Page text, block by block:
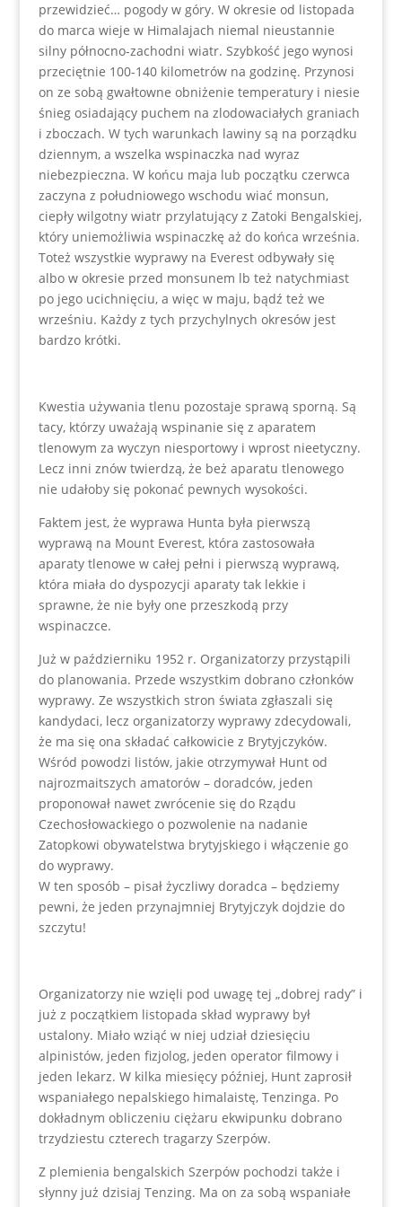
przewidzieć… pogody w góry. W okresie od listopada
do marca wieje w Himalajach niemal nieustannie
silny północno-zachodni wiatr. Szybkość jego wynosi
przeciętnie 100-140 kilometrów na godzinę. Przynosi
on ze sobą gwałtowne obniżenie temperatury i niesie
śnieg osiadający puchem na zlodowaciałych graniach
i zboczach. W tych warunkach lawiny są na porządku
dziennym, a wszelka wspinaczka nad wyraz
niebezpieczna. W końcu maja lub początku czerwca
zaczyna z południowego wschodu wiać monsun,
ciepły wilgotny wiatr przylatujący z Zatoki Bengalskiej,
który uniemożliwia wspinaczkę aż do końca września.
Toteż wszystkie wyprawy na Everest odbywały się
albo w okresie przed monsunem lb też natychmiast
po jego ucichnięciu, a więc w maju, bądź też we
wrześniu. Każdy z tych przychylnych okresów jest
bardzo krótki.
Kwestia używania tlenu pozostaje sprawą sporną. Są
tacy, którzy uważają wspinanie się z aparatem
tlenowym za wyczyn niesportowy i wprost nieetyczny.
Lecz inni znów twierdzą, że beż aparatu tlenowego
nie udałoby się pokonać pewnych wysokości.
Faktem jest, że wyprawa Hunta była pierwszą
wyprawą na Mount Everest, która zastosowała
aparaty tlenowe w całej pełni i pierwszą wyprawą,
która miała do dyspozycji aparaty tak lekkie i
sprawne, że nie były one przeszkodą przy
wspinaczce.
Już w październiku 1952 r. Organizatorzy przystąpili
do planowania. Przede wszystkim dobrano członków
wyprawy. Ze wszystkich stron świata zgłaszali się
kandydaci, lecz organizatorzy wyprawy zdecydowali,
że ma się ona składać całkowicie z Brytyjczyków.
Wśród powodzi listów, jakie otrzymywał Hunt od
najrozmaitszych amatorów – doradców, jeden
proponował nawet zwrócenie się do Rządu
Czechosłowackiego o pozwolenie na nadanie
Zatopkowi obywatelstwa brytyjskiego i włączenie go
do wyprawy.
W ten sposób – pisał życzliwy doradca – będziemy
pewni, że jeden przynajmniej Brytyjczyk dojdzie do
szczytu!
Organizatorzy nie wzięli pod uwagę tej „dobrej rady” i
już z początkiem listopada skład wyprawy był
ustalony. Miało wziąć w niej udział dziesięciu
alpinistów, jeden fizjolog, jeden operator filmowy i
jeden lekarz. W kilka miesięcy później, Hunt zaprosił
wspaniałego nepalskiego himalaistę, Tenzinga. Po
dokładnym obliczeniu ciężaru ekwipunku dobrano
trzydziestu czterech tragarzy Szerpów.
Z plemienia bengalskich Szerpów pochodzi także i
słynny już dzisiaj Tenzing. Ma on za sobą wspaniałe